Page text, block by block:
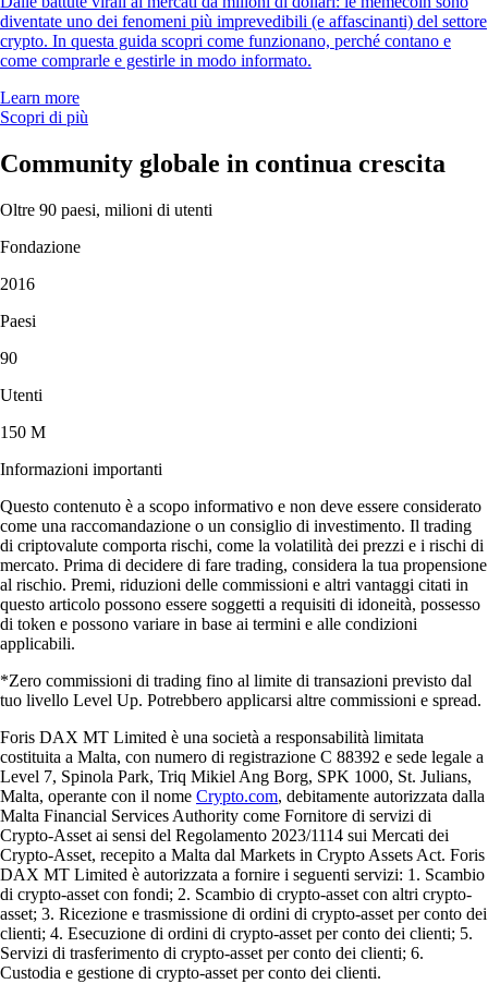
diventate uno dei fenomeni più imprevedibili (e affascinanti) del settore
crypto. In questa guida scopri come funzionano, perché contano e
come comprarle e gestirle in modo informato.
Learn more
Scopri di più
Community globale in continua crescita
Oltre 90 paesi, milioni di utenti
Fondazione
2016
Paesi
90
Utenti
150 M
Informazioni importanti
Questo contenuto è a scopo informativo e non deve essere considerato
come una raccomandazione o un consiglio di investimento. Il trading
di criptovalute comporta rischi, come la volatilità dei prezzi e i rischi di
mercato. Prima di decidere di fare trading, considera la tua propensione
al rischio. Premi, riduzioni delle commissioni e altri vantaggi citati in
questo articolo possono essere soggetti a requisiti di idoneità, possesso
di token e possono variare in base ai termini e alle condizioni
applicabili.
*Zero commissioni di trading fino al limite di transazioni previsto dal
tuo livello Level Up. Potrebbero applicarsi altre commissioni e spread.
Foris DAX MT Limited è una società a responsabilità limitata
costituita a Malta, con numero di registrazione C 88392 e sede legale a
Level 7, Spinola Park, Triq Mikiel Ang Borg, SPK 1000, St. Julians,
Malta, operante con il nome Crypto.com, debitamente autorizzata dalla
Malta Financial Services Authority come Fornitore di servizi di
Crypto-Asset ai sensi del Regolamento 2023/1114 sui Mercati dei
Crypto-Asset, recepito a Malta dal Markets in Crypto Assets Act. Foris
DAX MT Limited è autorizzata a fornire i seguenti servizi: 1. Scambio
di crypto-asset con fondi; 2. Scambio di crypto-asset con altri crypto-
asset; 3. Ricezione e trasmissione di ordini di crypto-asset per conto dei
clienti; 4. Esecuzione di ordini di crypto-asset per conto dei clienti; 5.
Servizi di trasferimento di crypto-asset per conto dei clienti; 6.
Custodia e gestione di crypto-asset per conto dei clienti.